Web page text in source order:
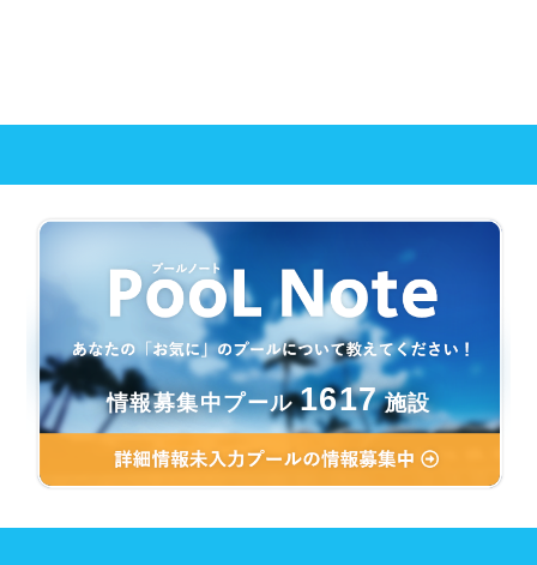
情報募集中プール 1617 施設